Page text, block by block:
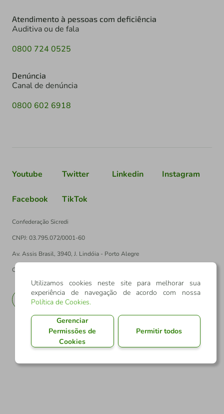
Atendimento à pessoas com deficiência
Auditiva ou de fala
0800 724 0525
Denúncia
Canal de denúncia
0800 602 6918
Youtube Twitter Linkedin Instagram
Facebook TikTok
Confederação Sicredi
CNPJ: 03.795.072/0001-60
Av. Assis Brasil, 3940, J. Lindóia - Porto Alegre
CEP: 91010-003
EN
Utilizamos cookies neste site para melhorar sua
experiência de navegação de acordo com nossa
Política de Cookies.
Gerenciar
Permissões de
Cookies
Permitir todos